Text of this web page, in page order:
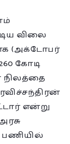
விலை
(அக்டோபர்
கோடி
நிலத்தை
என்று